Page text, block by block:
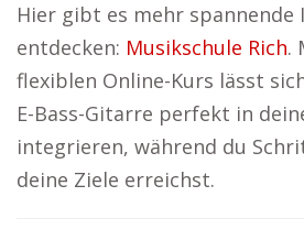
Hier gibt es mehr
entdecken: Musikschule Rich.
flexiblen Online-Kurs lässt
E-Bass-Gitarre perfekt in
integrieren, während du
deine Ziele erreichst.